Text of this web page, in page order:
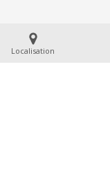
Localisation